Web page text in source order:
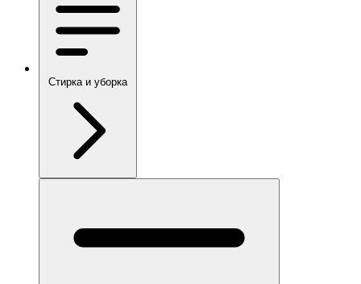
Стирка и уборка